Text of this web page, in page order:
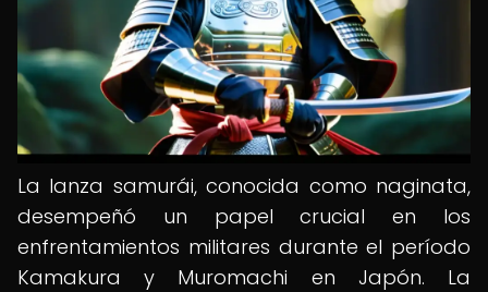
La lanza samurái, conocida como naginata,
desempeñó un papel crucial en los
enfrentamientos militares durante el período
Kamakura y Muromachi en Japón. La